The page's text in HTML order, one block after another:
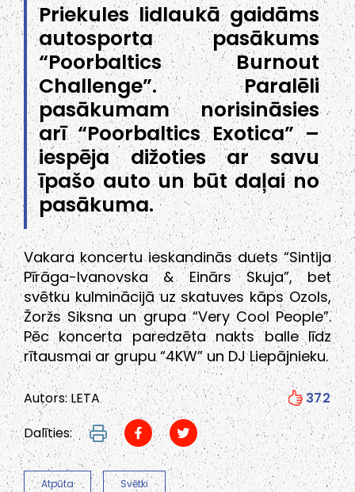
Priekules lidlaukā gaidāms
autosporta pasākums
“Poorbaltics Burnout
Challenge”. Paralēli
pasākumam norisināsies
arī “Poorbaltics Exotica” –
iespēja dižoties ar savu
īpašo auto un būt daļai no
pasākuma.
Vakara koncertu ieskandinās duets “Sintija
Pīrāga-Ivanovska & Einārs Skuja”, bet
svētku kulminācijā uz skatuves kāps Ozols,
Žoržs Siksna un grupa “Very Cool People”.
Pēc koncerta paredzēta nakts balle līdz
rītausmai ar grupu “4KW” un DJ Liepājnieku.
Autors: LETA
372
Dalīties:
Atpūta Svētki